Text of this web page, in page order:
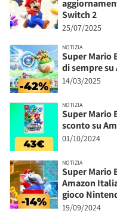
Switch 2
25/07/2025
NOTIZIA
Super Mario
di sempre
14/03/2025
NOTIZIA
Super Mario
sconto su
01/10/2024
NOTIZIA
Super Mario
Amazon
gioco
19/09/2024